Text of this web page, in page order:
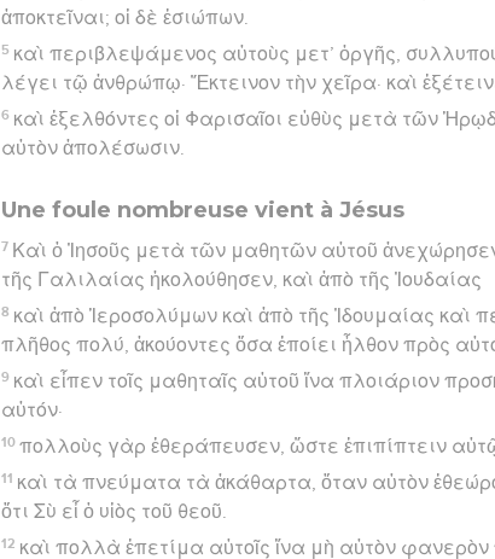
ἀποκτεῖναι; οἱ δὲ ἐσιώπων.
5 καὶ περιβλεψάμενος αὐτοὺς μετ’ ὀργῆς,
λέγει τῷ ἀνθρώπῳ· Ἔκτεινον τὴν χεῖρα· καὶ
6 καὶ ἐξελθόντες οἱ Φαρισαῖοι εὐθὺς μετὰ τῶν
αὐτὸν ἀπολέσωσιν.
Une foule nombreuse vient à Jésus
7 Καὶ ὁ Ἰησοῦς μετὰ τῶν μαθητῶν αὐτοῦ
τῆς Γαλιλαίας ἠκολούθησεν, καὶ ἀπὸ τῆς Ἰουδαίας
8 καὶ ἀπὸ Ἱεροσολύμων καὶ ἀπὸ τῆς Ἰδουμαίας καὶ
πλῆθος πολύ, ἀκούοντες ὅσα ἐποίει ἦλθον πρὸς
9 καὶ εἶπεν τοῖς μαθηταῖς αὐτοῦ ἵνα πλοιάριον
αὐτόν·
10 πολλοὺς γὰρ ἐθεράπευσεν, ὥστε ἐπιπίπτειν
11 καὶ τὰ πνεύματα τὰ ἀκάθαρτα, ὅταν αὐτὸν
ὅτι Σὺ εἶ ὁ υἱὸς τοῦ θεοῦ.
12 καὶ πολλὰ ἐπετίμα αὐτοῖς ἵνα μὴ αὐτὸν φανερὸν